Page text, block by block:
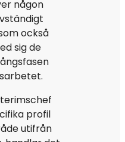
någon
också
sig de
profil
utifrån